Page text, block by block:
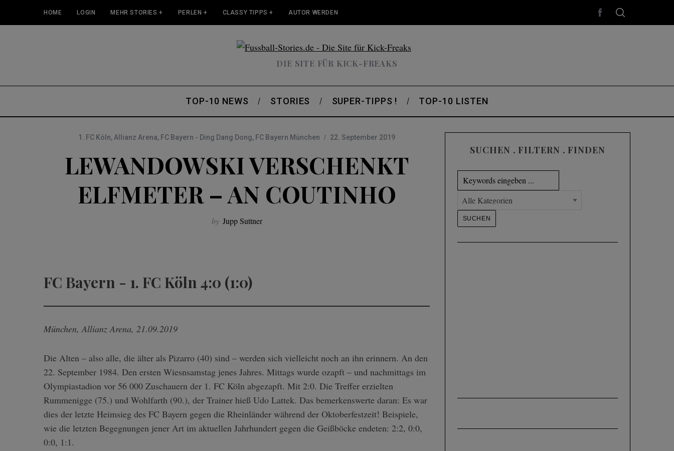
HOME LOGIN MEHR STORIES + PERLEN + CLASSY TIPPS + AUTOR WERDEN
DIE SITE FÜR KICK-FREAKS
TOP-10 NEWS STORIES SUPER-TIPPS ! TOP-10 LISTEN
1. FC Köln, Allianz Arena, FC Bayern - Ding Dang Dong, FC Bayern München 22. September 2019
LEWANDOWSKI VERSCHENKT
ELFMETER – AN COUTINHO
by Jupp Suttner
FC Bayern - 1. FC Köln 4:0 (1:0)
München, Allianz Arena, 21.09.2019
Die Alten – also alle, die älter als Pizarro (40) sind – werden sich vielleicht noch an ihn erinnern. An den
22. September 1984. Den ersten Wiesnsamstag jenes Jahres. Mittags wurde ozapft – und nachmittags im
Olympiastadion vor 56 000 Zuschauern der 1. FC Köln abgezapft. Mit 2:0. Die Treffer erzielten
Rummenigge (75.) und Wohlfarth (90.), der Trainer hieß Udo Lattek. Das bemerkenswerte daran: Es war
dies der letzte Heimsieg des FC Bayern gegen die Rheinländer während der Oktoberfestzeit! Beispiele,
wie die letzten Begegnungen jener Art im aktuellen Jahrhundert gegen die Geißböcke endeten: 2:2, 0:0,
0:0, 1:1.
SUCHEN . FILTERN . FINDEN